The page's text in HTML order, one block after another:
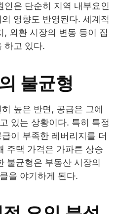
은 단순히 지역 내부요인
영향도 반영된다. 세계적
, 외환 시장의 변동 등이 집
하고 있다.
불균형
높은 반면, 공급은 그에
있는 상황이다. 특히 특정
이 부족한 레버리지를 더
주택 가격은 가파른 상승
불균형은 부동산 시장의
을 야기하게 된다.